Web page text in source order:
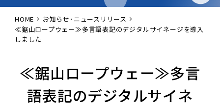
HOME
お知らせ･ニュースリリース
≪鋸山ロープウェー≫多言語表記のデジタルサイネージを導入
しました
≪鋸山ロープウェー≫多言
語表記のデジタルサイネ